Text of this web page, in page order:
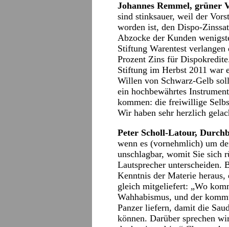
Johannes Remmel, grüner
sind stinksauer, weil der
worden ist, den Dispo-
Abzocke der Kunden
Stiftung Warentest
Prozent Zins für
Stiftung im Herbst 2011 war
Willen von Schwarz-Gelb
ein hochbewährtes
kommen: die freiwillige
Wir haben sehr herzlich
Peter Scholl-Latour,
wenn es (vornehmlich) um
unschlagbar, womit Sie sich
Lautsprecher unterscheiden.
Kenntnis der Materie
gleich mitgeliefert: „Wo
Wahhabismus, und der
Panzer liefern, damit die
können. Darüber sprechen